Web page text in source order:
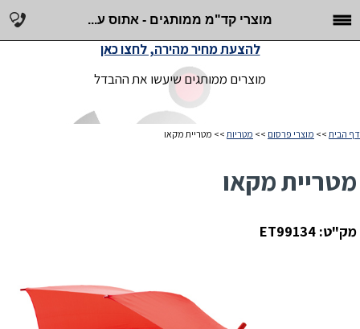
מוצרי קד"מ ממותגים - אתוס ע...
מוצרים ממותגים שיעשו את ההבדל
להצעת מחיר מהירה, לחצו כאן
דף הבית >> מוצרי פרסום >> מטריות >> מטריית מקאו
מטריית מקאו
מק"ט: ET99134